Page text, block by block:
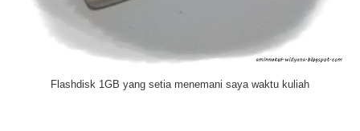
Flashdisk 1GB yang setia menemani saya waktu kuliah